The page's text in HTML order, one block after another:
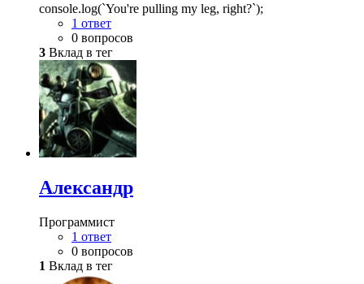
console.log(`You're pulling my leg, right?`);
1 ответ
0 вопросов
3 Вклад в тег
Александр
Программист
1 ответ
0 вопросов
1 Вклад в тег